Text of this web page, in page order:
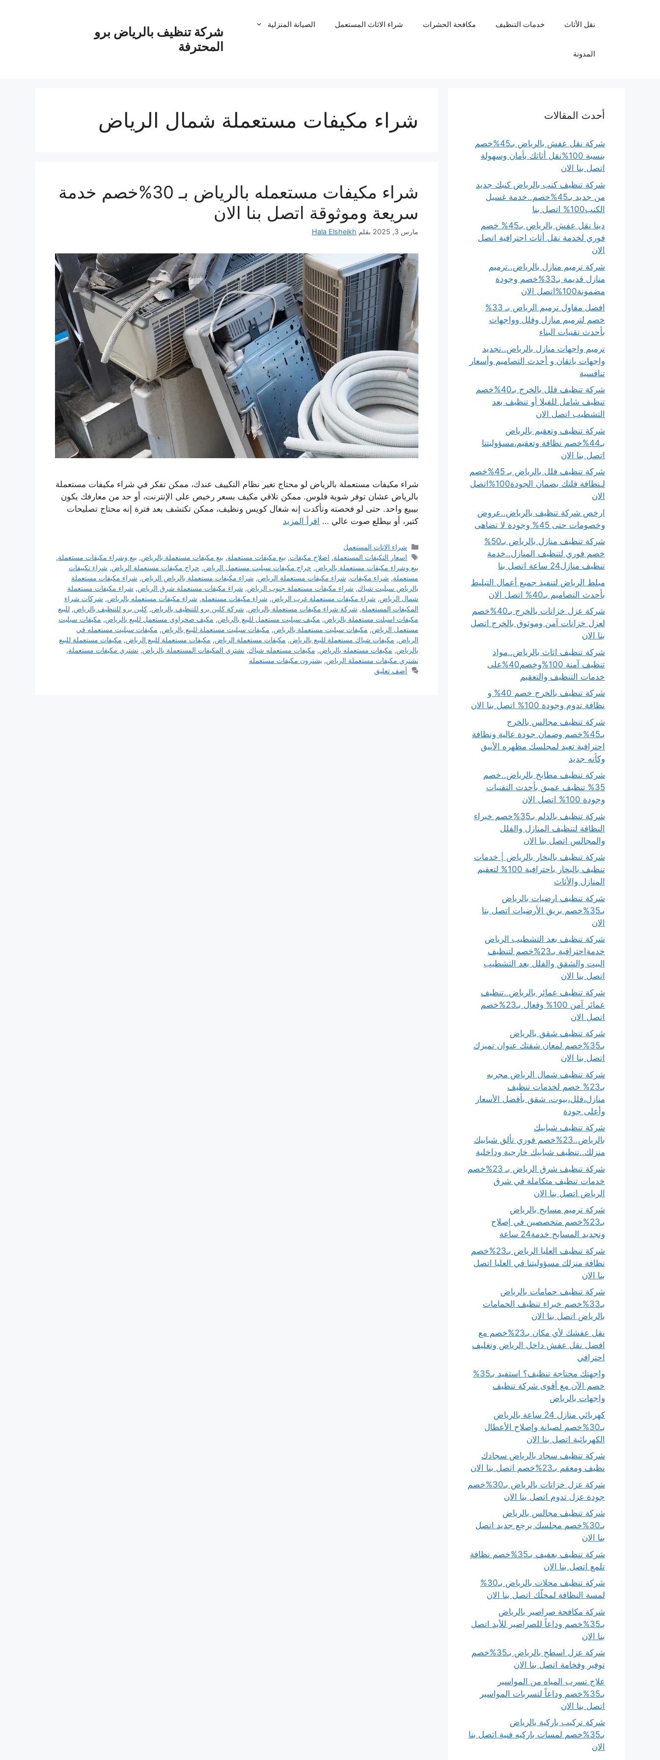
شركة تنظيف بالرياض برو
المحترفة
نقل الأثاث خدمات التنظيف مكافحة الحشرات شراء الاثاث المستعمل الصيانة المنزلية
المدونة
شراء مكيفات مستعملة شمال الرياض
شراء مكيفات مستعمله بالرياض بـ 30%خصم خدمة
سريعة وموثوقة اتصل بنا الان
مارس 3, 2025 بقلم Hala Elsheikh
شراء مكيفات مستعملة بالرياض لو محتاج تغير نظام التكييف عندك، ممكن تفكر في شراء مكيفات مستعملة
بالرياض عشان توفر شوية فلوس. ممكن تلاقي مكيف بسعر رخيص على الإنترنت، أو حد من معارفك يكون
بيبيع واحد. حتى لو فحصته وتأكدت إنه شغال كويس ونظيف، ممكن تكتشف بعد فترة إنه محتاج تصليحات
كتير، أو بيطلع صوت عالي … اقرأ المزيد
التصنيفات
شراء الاثاث المستعمل
الوسوم
اسعار التكيفات المستعملة, اصلاح مكيفات, بيع مكيفات مستعملة, بيع مكيفات مستعملة بالرياض, بيع وشراء مكيفات مستعملة,
بيع وشراء مكيفات مستعملة بالرياض, حراج مكيفات سبليت مستعمل الرياض, حراج مكيفات مستعملة الرياض, شراء تكييفات
مستعملة, شراء مكيفات, شراء مكيفات مستعملة الرياض, شراء مكيفات مستعملة بالرياض الرياض, شراء مكيفات مستعملة
بالرياض سبليت شباك, شراء مكيفات مستعملة جنوب الرياض, شراء مكيفات مستعملة شرق الرياض, شراء مكيفات مستعملة
شمال الرياض, شراء مكيفات مستعملة غرب الرياض, شراء مكيفات مستعمله, شراء مكيفات مستعمله بالرياض, شركات شراء
المكيفات المستعملة, شركة شراء مكيفات مستعملة بالرياض, شركة كلين برو للتنظيف بالرياض, كلين برو للتنظيف بالرياض, للبيع
مكيفات اسبلت مستعملة بالرياض, مكيف سبليت مستعمل للبيع بالرياض, مكيف صحراوي مستعمل للبيع بالرياض, مكيفات سبليت
مستعمل الرياض, مكيفات سبليت مستعملة بالرياض, مكيفات سبليت مستعملة للبيع بالرياض, مكيفات سبليت مستعمله في
الرياض, مكيفات شباك مستعملة للبيع بالرياض, مكيفات مستعملة الرياض, مكيفات مستعملة للبيع الرياض, مكيفات مستعملة للبيع
بالرياض, مكيفات مستعمله بالرياض, مكيفات مستعمله شباك, نشتري المكيفات المستعملة بالرياض, نشتري مكيفات مستعملة,
نشتري مكيفات مستعملة الرياض, يشترون مكيفات مستعمله
أضف تعليق
أحدث المقالات
شركة نقل عفش بالرياض بـ45%خصم
بنسبة 100%نقل أثاثك بأمان وسهولة
اتصل بنا الان
شركة تنظيف كنب بالرياض كنبك جديد
من جديد بـ45%خصم..خدمة غسيل
الكنب100% اتصل بنا
دينا نقل عفش بالرياض بـ45% خصم
فوري لخدمة نقل أثاث احترافية اتصل
الان
شركة ترميم منازل بالرياض..ترميم
منازل قديمة بـ33%خصم وجودة
مضمونة100%اتصل الان
افضل مقاول ترميم الرياض بـ 33%
خصم لترميم منازل وفلل وواجهات
بأحدث تقنيات البناء
ترميم واجهات منازل بالرياض..تجديد
واجهات باتقان و أحدث التصاميم وأسعار
تنافسية
شركة تنظيف فلل بالخرج بـ40%خصم
تنظيف شامل للفيلا أو تنظيف بعد
التشطيب اتصل الان
شركة تنظيف وتعقيم بالرياض
بـ44%خصم نظافة وتعقيم،مسؤوليتنا
اتصل بنا الان
شركة تنظيف فلل بالرياض بـ 45%خصم
لـنظافة فلتك بضمان الجودة100%اتصل
الان
ارخص شركة تنظيف بالرياض..عروض
وخصومات حتى 45% وجودة لا تضاهى
شركة تنظيف منازل بالرياض بـ50%
خصم فوري لتنظيف المنازل..خدمة
تنظيف منازل24 ساعة اتصل بنا
مبلط الرياض لتنفيذ جميع أعمال التبليط
بأحدث التصاميم بـ40% اتصل الان
شركة عزل خزانات بالخرج بـ40%خصم
لعزل خزانات آمن وموثوق بالخرج اتصل
بنا الان
شركة تنظيف اثاث بالرياض..مواد
تنظيف آمنة 100%وخصم40%على
خدمات التنظيف والتعقيم
شركة تنظيف بالخرج خصم 40% و
نظافة تدوم وجودة 100% اتصل بنا الان
شركة تنظيف مجالس بالخرج
بـ45%خصم وضمان جودة عالية ونظافة
احترافية تعيد لمجلسك مظهره الأنيق
وكأنه جديد
شركة تنظيف مطابخ بالرياض..خصم
35% تنظيف عميق بأحدث التقنيات
وجودة 100% اتصل الان
شركة تنظيف بالدلم بـ35%خصم خبراء
النظافة لتنظيف المنازل والفلل
والمجالس اتصل بنا الان
شركة تنظيف بالبخار بالرياض | خدمات
تنظيف بالبخار باحترافية 100% لتعقيم
المنازل والأثاث
شركة تنظيف ارضيات بالرياض
بـ35%خصم بريق الأرضيات اتصل بنا
الان
شركة تنظيف بعد التشطيب الرياض
خدمةاحترافية بـ23%خصم لتنظيف
البيت والشقق والفلل بعد التشطيب
اتصل بنا الان
شركة تنظيف عمائر بالرياض..تنظيف
عمائر آمن 100% وفعال بـ23%خصم
اتصل الان
شركة تنظيف شقق بالرياض
بـ35%خصم لمعان شقتك عنوان تميزك
اتصل بنا الان
شركة تنظيف شمال الرياض مجربه
بـ23% خصم لخدمات تنظيف
منازل،فلل،بيوت، شقق بأفضل الأسعار
وأعلى جودة
شركة تنظيف شبابيك
بالرياض..23%خصم فوري تألق شبابيك
منزلك..تنظيف شبابيك خارجية وداخلية
شركة تنظيف شرق الرياض بـ 23%خصم
خدمات تنظيف متكاملة في شرق
الرياض اتصل بنا الان
شركة ترميم مسابح بالرياض
بـ23%خصم متخصصين في إصلاح
وتجديد المسابح خدمة24 ساعة
شركة تنظيف العليا الرياض بـ23%خصم
نظافة منزلك مسؤوليتنا في العليا اتصل
بنا الان
شركة تنظيف حمامات بالرياض
بـ33%خصم خبراء تنظيف الحمامات
بالرياض اتصل بنا الان
نقل عفشك لأي مكان بـ23%خصم مع
افضل نقل عفش داخل الرياض وتغليف
احترافي
واجهتك محتاجة تنظيف؟ استفيد بـ35%
خصم الآن مع أقوى شركة تنظيف
واجهات بالرياض
كهربائي منازل 24 ساعة بالرياض
بـ30%خصم لصيانة وإصلاح الأعطال
الكهربائية اتصل بنا الان
شركة تنظيف سجاد بالرياض سجادك
نظيف ومعقم بـ23%خصم اتصل بنا الان
شركة عزل خزانات بالرياض بـ30%خصم
جودة عزل تدوم اتصل بنا الان
شركة تنظيف مجالس بالرياض
بـ30%خصم مجلسك يرجع جديد اتصل
بنا الان
شركة تنظيف بعفيف بـ35%خصم نظافة
تلمع اتصل بنا الان
شركة تنظيف محلات بالرياض بـ30%
لمسة النظافة لمحلّك اتصل بنا الان
شركة مكافحة صراصير بالرياض
بـ35%خصم وداعاً للصراصير للأبد اتصل
بنا الان
شركة عزل اسطح بالرياض بـ35%خصم
توفير وفخامة اتصل بنا الان
علاج تسرب المياه من المواسير
بـ35%خصم وداعاً لتسربات المواسير
اتصل بنا الان
شركة تركيب باركية بالرياض
بـ35%خصم لمسات باركيه فنية اتصل بنا
الان